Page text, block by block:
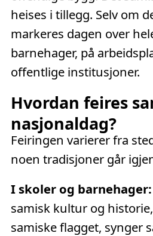
heises i tillegg. Selv om
markeres dagen over
barnehager, på
offentlige institusjoner.
Hvordan feires
nasjonaldag?
Feiringen varierer fra
noen tradisjoner går
I skoler og barnehager:
samisk kultur og
samiske flagget, synger